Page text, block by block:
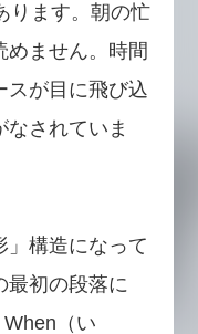
ります。朝の忙
めません。時間
スが目に飛び込
されていま
」構造になって
最初の段落に
（い